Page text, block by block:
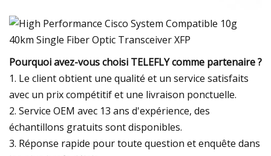
Pourquoi avez-vous choisi TELEFLY comme partenaire ?
1. Le client obtient une qualité et un service satisfaits
avec un prix compétitif et une livraison ponctuelle.
2. Service OEM avec 13 ans d'expérience, des
échantillons gratuits sont disponibles.
3. Réponse rapide pour toute question et enquête dans